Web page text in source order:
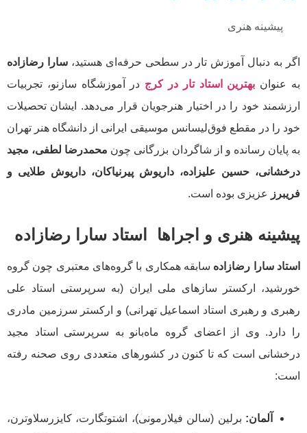
پیشینه هنری
اگر به دنبال آموزش تار در سطحی حرفه‌ای هستید،سارا رضازاده
به عنوان بهترین استاد تار در کرج در آموزشگاه سازنو، تجربیات
ارزشمند خود را در اختیار هنرجویان قرار می‌دهد. ایشان تحصیلات
خود را در مقطع فوق‌لیسانس موسیقی ایرانی از دانشگاه هنر تهران
به پایان رسانده و از شاگردان بزرگانی چون محمدرضا لطفی، مجید
درخشانی، حسین علیزاده، داریوش پیرنیاکان، داریوش طلایی و
فریبرز
عزیزی بوده است.
پیشینه هنری و اجراها استاد سارا رضازاده
استاد سارا رضازاده سابقه همکاری با گروه‌های معتبری چون گروه
خورشید، ارکستر سازهای ملی ایران (به سرپرستی استاد علی
رهبری و رهبری استاد اسماعیل تهرانی) و ارکستر سرزمین مادری
را دارد. وی از اعضای گروه ماه‌بانو به سرپرستی استاد مجید
درخشانی است که تا کنون در کشورهای متعددی روی صحنه رفته
است:
آلمان: برلین (سالن فیلارمونی)، اشتوتگارت، کایزرسلاوترن،